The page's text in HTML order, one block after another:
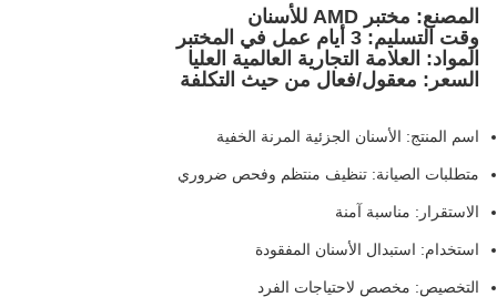
المصنع: مختبر AMD للأسنان
وقت التسليم: 3 أيام عمل في المختبر
المواد: العلامة التجارية العالمية العليا
السعر: معقول/فعال من حيث التكلفة
اسم المنتج: الأسنان الجزئية المرنة الخفية
متطلبات الصيانة: تنظيف منتظم وفحص ضروري
الاستقرار: مناسبة آمنة
استخدام: استبدال الأسنان المفقودة
التخصيص: مخصص لاحتياجات الفرد